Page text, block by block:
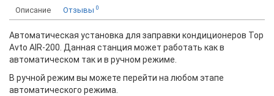
Описание Отзывы 0
Автоматическая установка для заправки кондиционеров Top
Avto AIR-200. Данная станция может работать как в
автоматическом так и в ручном режиме.
В ручной режим вы можете перейти на любом этапе
автоматического режима.